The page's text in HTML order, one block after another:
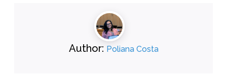
Author: Poliana Costa